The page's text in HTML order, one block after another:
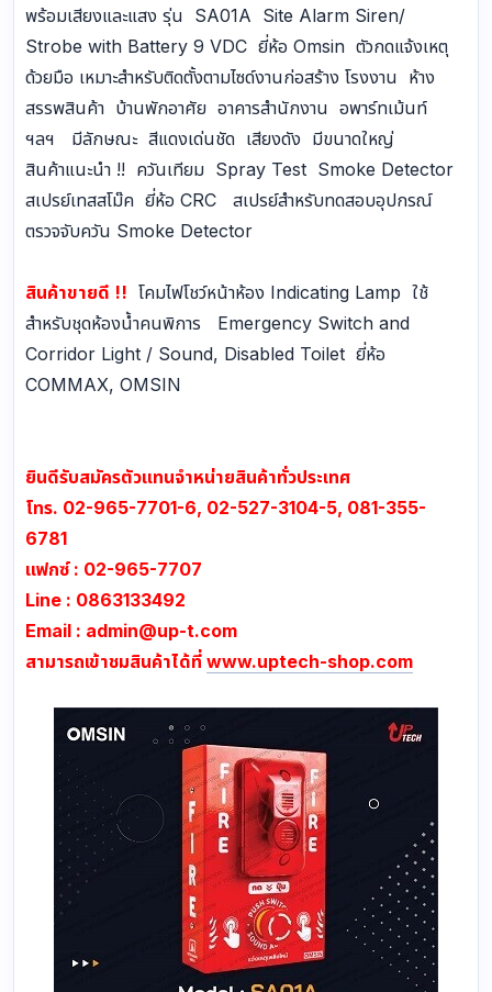
พร้อมเสียงและแสง รุ่น SA01A Site Alarm Siren/
Strobe with Battery 9 VDC ยี่ห้อ Omsin ตัวกดแจ้งเหตุ
ด้วยมือ เหมาะสำหรับติดตั้งตามไซด์งานก่อสร้าง โรงงาน ห้าง
สรรพสินค้า บ้านพักอาศัย อาคารสำนักงาน อพาร์ทเม้นท์
ฯลฯ มีลักษณะ สีแดงเด่นชัด เสียงดัง มีขนาดใหญ่
สินค้าแนะนำ !! ควันเทียม Spray Test Smoke Detector
สเปรย์เทสสโม๊ค ยี่ห้อ CRC สเปรย์สำหรับทดสอบอุปกรณ์
ตรวจจับควัน Smoke Detector
สินค้าขายดี !! โคมไฟโชว์หน้าห้อง Indicating Lamp ใช้
สำหรับชุดห้องน้ำคนพิการ Emergency Switch and
Corridor Light / Sound, Disabled Toilet ยี่ห้อ
COMMAX, OMSIN
ยินดีรับสมัครตัวแทนจำหน่ายสินค้าทั่วประเทศ
โทร. 02-965-7701-6, 02-527-3104-5, 081-355-
6781
แฟกซ์ : 02-965-7707
Line : 0863133492
Email : admin@up-t.com
สามารถเข้าชมสินค้าได้ที่ www.uptech-shop.com